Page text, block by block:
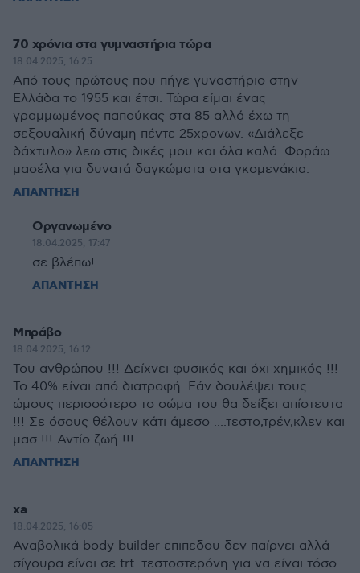
70 χρόνια στα γυμναστήρια τώρα
18.04.2025, 16:25
Από τους πρώτους που πήγε γυναστήριο στην
Ελλάδα το 1955 και έτσι. Τώρα είμαι ένας
γραμμωμένος παπούκας στα 85 αλλά έχω τη
σεξουαλική δύναμη πέντε 25χρονων. «Διάλεξε
δάχτυλο» λεω στις δικές μου και όλα καλά. Φοράω
μασέλα για δυνατά δαγκώματα στα γκομενάκια.
ΑΠΑΝΤΗΣΗ
Οργανωμένο
18.04.2025, 17:47
σε βλέπω!
ΑΠΑΝΤΗΣΗ
Μπράβο
18.04.2025, 16:12
Του ανθρώπου !!! Δείχνει φυσικός και όχι χημικός !!!
Το 40% είναι από διατροφή. Εάν δουλέψει τους
ώμους περισσότερο το σώμα του θα δείξει απίστευτα
!!! Σε όσους θέλουν κάτι άμεσο ....τεστο,τρέν,κλεν και
μασ !!! Αντίο ζωή !!!
ΑΠΑΝΤΗΣΗ
xa
18.04.2025, 16:05
Αναβολικά body builder επιπεδου δεν παίρνει αλλά
σίγουρα είναι σε trt. τεστοστερόνη για να είναι τόσο